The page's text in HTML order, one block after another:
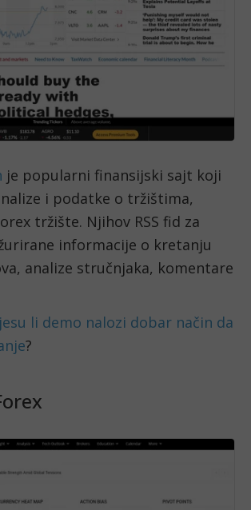
je popularni finansijski sajt koji
i podatke o tržištima,
tržište. Njihov RSS fid za
informacije o kretanju
analize stručnjaka, komentare
jesu li demo nalozi dobar način da
?